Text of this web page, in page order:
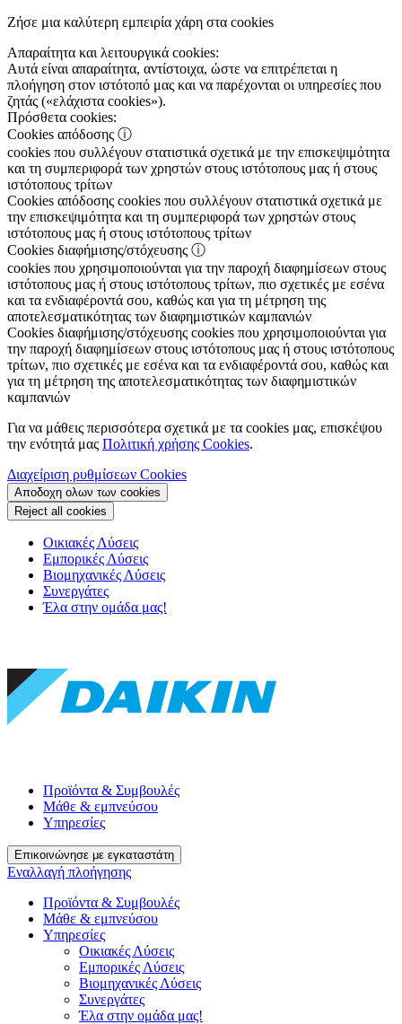
Ζήσε μια καλύτερη εμπειρία χάρη στα cookies
Απαραίτητα και λειτουργικά cookies:
Αυτά είναι απαραίτητα, αντίστοιχα, ώστε να επιτρέπεται η
πλοήγηση στον ιστότοπό μας και να παρέχονται οι υπηρεσίες που
ζητάς («ελάχιστα cookies»).
Πρόσθετα cookies:
Cookies απόδοσης ⓘ
cookies που συλλέγουν στατιστικά σχετικά με την επισκεψιμότητα
και τη συμπεριφορά των χρηστών στους ιστότοπους μας ή στους
ιστότοπους τρίτων
Cookies απόδοσης cookies που συλλέγουν στατιστικά σχετικά με
την επισκεψιμότητα και τη συμπεριφορά των χρηστών στους
ιστότοπους μας ή στους ιστότοπους τρίτων
Cookies διαφήμισης/στόχευσης ⓘ
cookies που χρησιμοποιούνται για την παροχή διαφημίσεων στους
ιστότοπους μας ή στους ιστότοπους τρίτων, πιο σχετικές με εσένα
και τα ενδιαφέροντά σου, καθώς και για τη μέτρηση της
αποτελεσματικότητας των διαφημιστικών καμπανιών
Cookies διαφήμισης/στόχευσης cookies που χρησιμοποιούνται για
την παροχή διαφημίσεων στους ιστότοπους μας ή στους ιστότοπους
τρίτων, πιο σχετικές με εσένα και τα ενδιαφέροντά σου, καθώς και
για τη μέτρηση της αποτελεσματικότητας των διαφημιστικών
καμπανιών
Για να μάθεις περισσότερα σχετικά με τα cookies μας, επισκέψου
την ενότητά μας Πολιτική χρήσης Cookies.
Διαχείριση ρυθμίσεων Cookies
Αποδοχη ολων των cookies
Reject all cookies
Οικιακές Λύσεις
Εμπορικές Λύσεις
Βιομηχανικές Λύσεις
Συνεργάτες
Έλα στην ομάδα μας!
Προϊόντα & Συμβουλές
Μάθε & εμπνεύσου
Υπηρεσίες
Επικοινώνησε με εγκαταστάτη
Εναλλαγή πλοήγησης
Προϊόντα & Συμβουλές
Μάθε & εμπνεύσου
Υπηρεσίες
Οικιακές Λύσεις
Εμπορικές Λύσεις
Βιομηχανικές Λύσεις
Συνεργάτες
Έλα στην ομάδα μας!